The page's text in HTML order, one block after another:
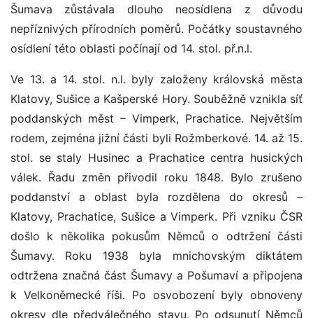
Šumava zůstávala dlouho neosídlena z důvodu
nepříznivých přírodních poměrů. Počátky soustavného
osídlení této oblasti počínají od 14. stol. př.n.l.
Ve 13. a 14. stol. n.l. byly založeny královská města
Klatovy, Sušice a Kašperské Hory. Souběžně vznikla síť
poddanských měst – Vimperk, Prachatice. Největším
rodem, zejména jižní části byli Rožmberkové. 14. až 15.
stol. se staly Husinec a Prachatice centra husických
válek. Řadu změn přivodil roku 1848. Bylo zrušeno
poddanství a oblast byla rozdělena do okresů –
Klatovy, Prachatice, Sušice a Vimperk. Při vzniku ČSR
došlo k několika pokusům Němců o odtržení části
Šumavy. Roku 1938 byla mnichovským diktátem
odtržena značná část Šumavy a Pošumaví a připojena
k Velkoněmecké říši. Po osvobození byly obnoveny
okresy dle předválečného stavu. Po odsunutí Němců